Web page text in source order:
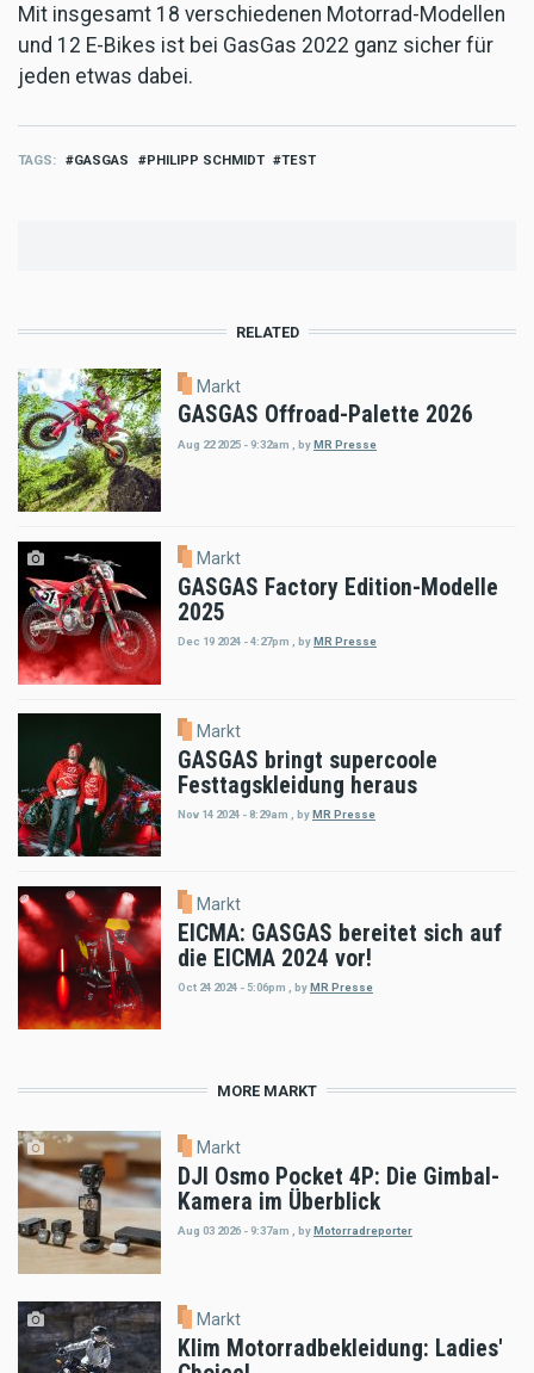
Mit insgesamt 18 verschiedenen Motorrad-Modellen
und 12 E-Bikes ist bei GasGas 2022 ganz sicher für
jeden etwas dabei.
TAGS GASGAS PHILIPP SCHMIDT TEST
RELATED
Markt
GASGAS Offroad-Palette 2026
Aug 22 2025 - 9:32am byMR Presse
Markt
GASGAS Factory Edition-Modelle
2025
Dec 19 2024 - 4:27pm , by MR Presse
Markt
GASGAS bringt supercoole
Festtagskleidung heraus
Nov 14 2024 - 8:29am , byMR Presse
Markt
EICMA: GASGAS bereitet sich auf
die EICMA 2024 vor!
Oct 24 2024 - 5:06pm byMR Presse
MORE MARKT
Markt
DJI Osmo Pocket 4P: Die Gimbal-
Kamera im Überblick
Aug 03 2026 - 9:37am , by Motorradreporter
Markt
Klim Motorradbekleidung: Ladies'